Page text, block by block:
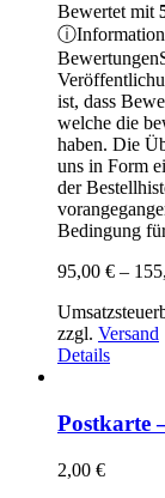
Bewertet mit
ⓘ
Bewertungen
ist, dass
welche die
haben. Die
uns in Form
der
Bedingung
95,00 € –
zzgl. Versand
Details
Postkarte
2,00 €